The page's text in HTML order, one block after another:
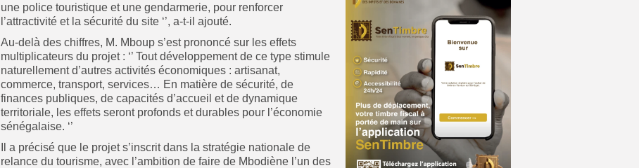
une police touristique et une gendarmerie, pour renforcer
l’attractivité et la sécurité du site ‘’, a-t-il ajouté.
Au-delà des chiffres, M. Mboup s’est prononcé sur les effets
multiplicateurs du projet : ‘’ Tout développement de ce type stimule
naturellement d’autres activités économiques : artisanat,
commerce, transport, services… En matière de sécurité, de
finances publiques, de capacités d’accueil et de dynamique
territoriale, les effets seront profonds et durables pour l’économie
sénégalaise. ‘’
Il a précisé que le projet s’inscrit dans la stratégie nationale de
relance du tourisme, avec l’ambition de faire de Mbodiène l’un des